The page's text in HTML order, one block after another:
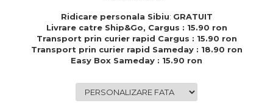
Cadouri pentru profesori
Cadouri pentru parinti
Cadouri pentru EA
Cadouri pentru EL
Cadouri pentru iubita
Ridicare personala Sibiu: GRATUIT
Livrare catre Ship&Go, Cargus : 15.90 ron
Transport prin curier rapid Cargus : 15.90 ron
Transport prin curier rapid Sameday : 18.90 ron
Easy Box Sameday : 15.90 ron